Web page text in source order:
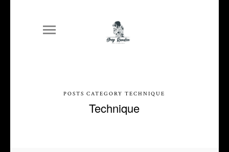
POSTS CATEGORY TECHNIQUE
Technique